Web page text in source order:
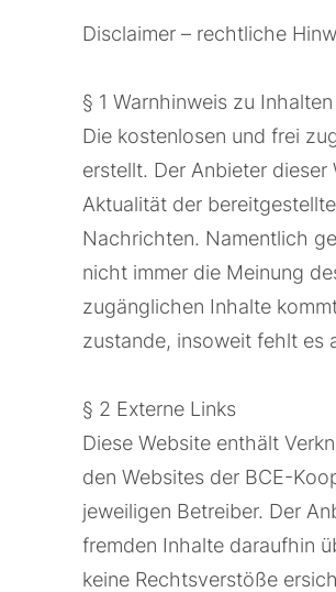
Disclaimer – rechtliche
§ 1 Warnhinweis zu Inhalten
Die kostenlosen und frei
erstellt. Der Anbieter
Aktualität der
Nachrichten. Namentlich
nicht immer die Meinung
zugänglichen Inhalte
zustande, insoweit fehlt es
§ 2 Externe Links
Diese Website enthält
den Websites der BCE-
jeweiligen Betreiber. Der
fremden Inhalte daraufhin
keine Rechtsverstöße